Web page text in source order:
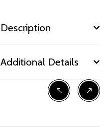
Description
Additional Details